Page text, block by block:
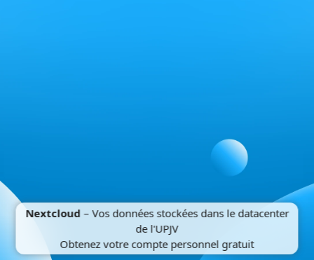
Nextcloud – Vos données stockées dans le datacenter
de l'UPJV
Obtenez votre compte personnel gratuit